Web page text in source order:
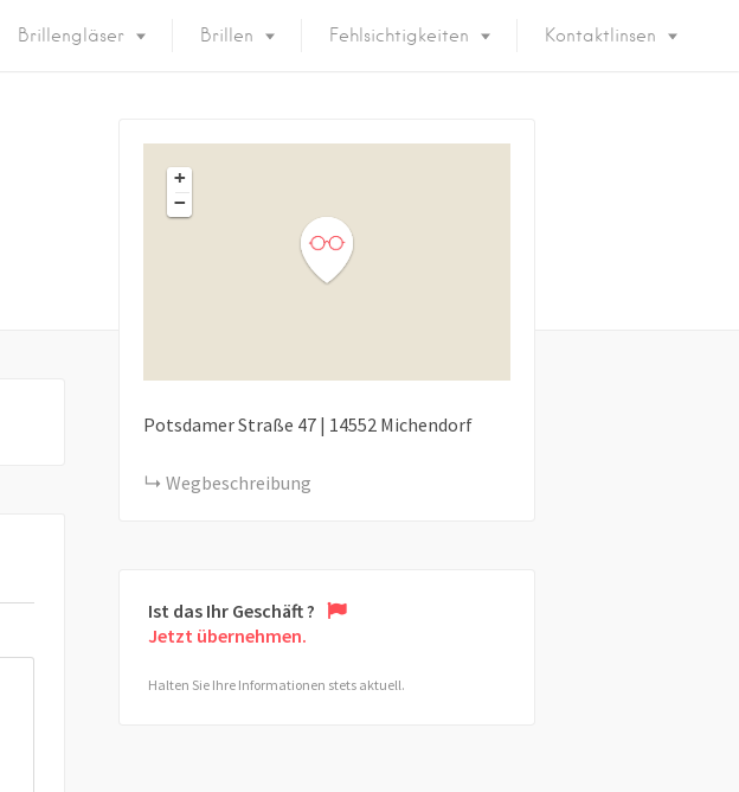
Brillengläser Brillen Fehlsichtigkeiten Kontaktlinsen
+
−
Potsdamer Straße 47| 14552 Michendorf
Wegbeschreibung
Ist das Ihr Geschäft ?
Jetzt übernehmen.
Halten Sie Ihre Informationen stets aktuell.